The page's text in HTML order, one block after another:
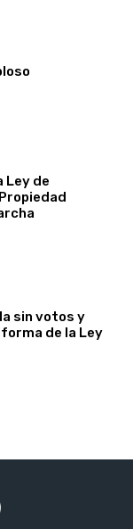
Ley de
sin votos y
de la Ley